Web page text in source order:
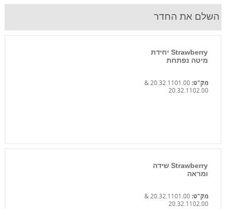
השלם את החדר
Strawberry יחידת
מיטה נפתחת
מק"ט:
20.32.1101.00 &
20.32.1102.00
Strawberry שידה
ומראה
מק"ט:
20.32.1101.00 &
20.32.1102.00